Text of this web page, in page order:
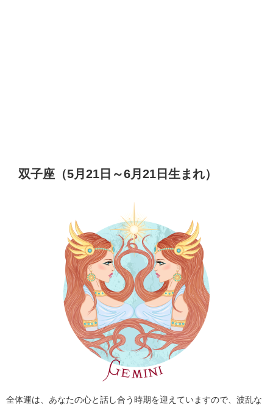
双子座（5月21日～6月21日生まれ）
全体運は、あなたの心と話し合う時期を迎えていますので、波乱な